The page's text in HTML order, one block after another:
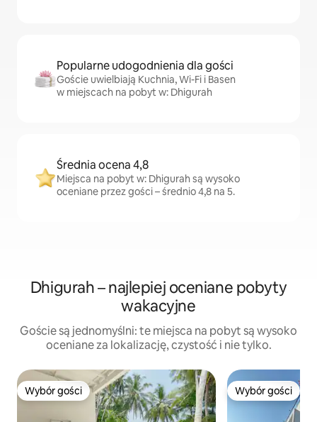
Popularne udogodnienia dla gości
Goście uwielbiają Kuchnia, Wi-Fi i Basen
w miejscach na pobyt w: Dhigurah
Średnia ocena 4,8
Miejsca na pobyt w: Dhigurah są wysoko
oceniane przez gości – średnio 4,8 na 5.
Dhigurah – najlepiej oceniane pobyty
wakacyjne
Goście są jednomyślni: te miejsca na pobyt są wysoko
oceniane za lokalizację, czystość i nie tylko.
Wybór gości
Wybór gości Wybór gości
Wybór gości